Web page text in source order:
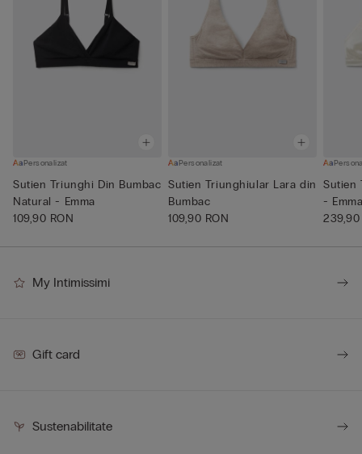
Personalizat
Sutien Triunghi Din Bumbac
Natural - Emma
109,90 RON
Personalizat
Sutien Triunghiular Lara din
Bumbac
109,90 RON
Sutien
-
239,90
My Intimissimi
Gift card
Sustenabilitate